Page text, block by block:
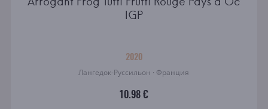
IGP
2020
Лангедок-Руссильон · Франция
10.98 €